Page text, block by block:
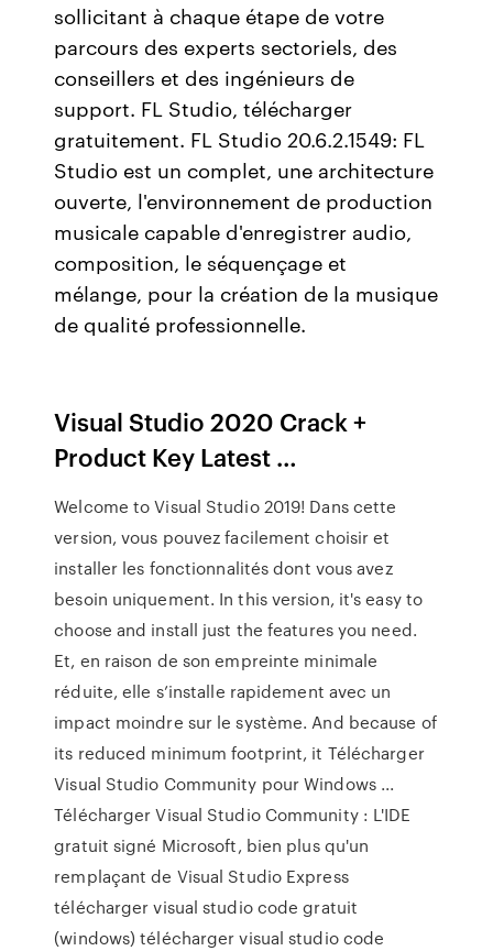
sollicitant à chaque étape de votre
parcours des experts sectoriels, des
conseillers et des ingénieurs de
support. FL Studio, télécharger
gratuitement. FL Studio 20.6.2.1549: FL
Studio est un complet, une architecture
ouverte, l'environnement de production
musicale capable d'enregistrer audio,
composition, le séquençage et
mélange, pour la création de la musique
de qualité professionnelle.
Visual Studio 2020 Crack +
Product Key Latest …
Welcome to Visual Studio 2019! Dans cette
version, vous pouvez facilement choisir et
installer les fonctionnalités dont vous avez
besoin uniquement. In this version, it's easy to
choose and install just the features you need.
Et, en raison de son empreinte minimale
réduite, elle s’installe rapidement avec un
impact moindre sur le système. And because of
its reduced minimum footprint, it Télécharger
Visual Studio Community pour Windows ...
Télécharger Visual Studio Community : L'IDE
gratuit signé Microsoft, bien plus qu'un
remplaçant de Visual Studio Express
télécharger visual studio code gratuit
(windows) télécharger visual studio code